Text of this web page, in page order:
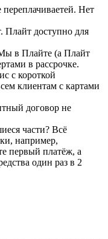
Нет
Плайт доступно для
в Плайте (а Плайт
в рассрочке.
с короткой
клиентам с картами
договор не
части? Всё
например,
первый платёж, а
один раз в 2